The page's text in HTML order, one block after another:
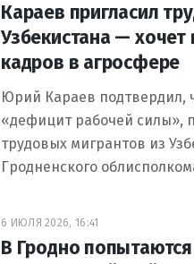
Караев пригласил
Узбекистана —
кадров в агросфере
Юрий Караев подтвердил,
«дефицит рабочей силы»,
трудовых мигрантов из
Гродненского
6 ИЮЛЯ 2026, 16:41
В Гродно